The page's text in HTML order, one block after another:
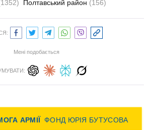
Полтавський район (156)
Мені подобається